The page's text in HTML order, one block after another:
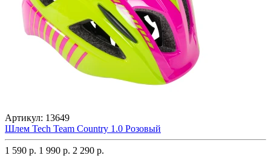
Артикул: 13649
Шлем Tech Team Country 1.0 Розовый
1 590 р. 1 990 р. 2 290 р.